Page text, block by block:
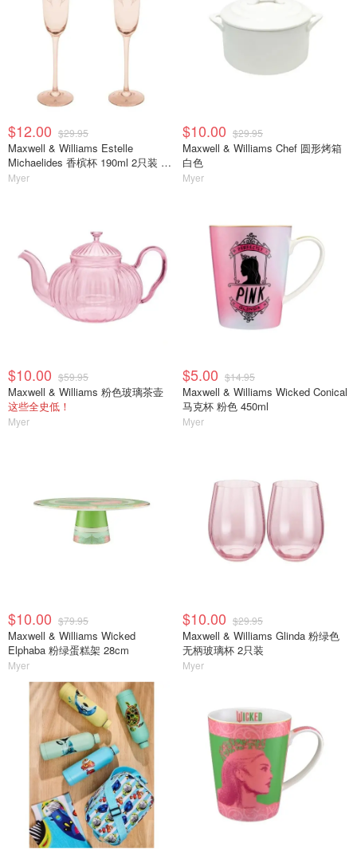
$12.00 $29.95
Maxwell & Williams Estelle
Michaelides 香槟杯 190ml 2只装 蜜
瓜色
Myer
$10.00 $29.95
Maxwell & Williams Chef 圆形烤箱
白色
Myer
$10.00 $59.95
Maxwell & Williams 粉色玻璃茶壶
这些全史低！
Myer
$5.00 $14.95
Maxwell & Williams Wicked Conical
马克杯 粉色 450ml
Myer
$10.00 $79.95
Maxwell & Williams Wicked
Elphaba 粉绿蛋糕架 28cm
Myer
$10.00 $29.95
Maxwell & Williams Glinda 粉绿色
无柄玻璃杯 2只装
Myer